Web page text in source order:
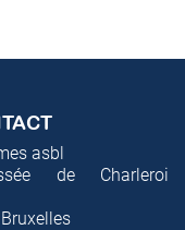
asbl
de Charleroi
Bruxelles